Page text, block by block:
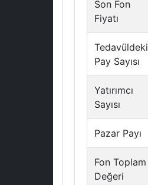
Son Fon
Fiyatı
Tedavüldeki
Pay Sayısı
Yatırımcı
Sayısı
Pazar Payı
Fon Toplam
Değeri